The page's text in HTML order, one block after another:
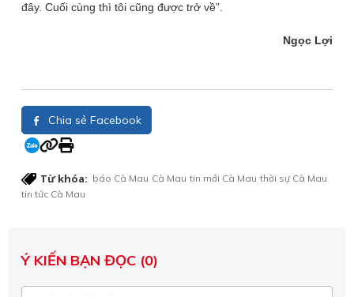
đây. Cuối cùng thì tôi cũng được trở về”.
Ngọc Lợi
Chia sẻ Facebook
Từ khóa: báo Cà Mau Cà Mau tin mới Cà Mau thời sự Cà Mau
tin tức Cà Mau
Ý KIẾN BẠN ĐỌC (0)